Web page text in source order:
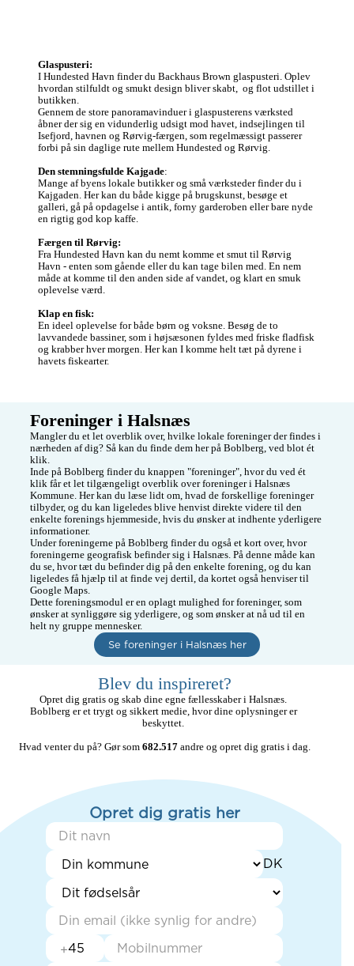
Glaspusteri:
I Hundested Havn finder du Backhaus Brown glaspusteri. Oplev
hvordan stilfuldt og smukt design bliver skabt,  og flot udstillet i
butikken.
Gennem de store panoramavinduer i glaspusterens værksted
åbner der sig en vidunderlig udsigt mod havet, indsejlingen til
Isefjord, havnen og Rørvig-færgen, som regelmæssigt passerer
forbi på sin daglige rute mellem Hundested og Rørvig.
Den stemningsfulde Kajgade:
Mange af byens lokale butikker og små værksteder finder du i
Kajgaden. Her kan du både kigge på brugskunst, besøge et
galleri, gå på opdagelse i antik, forny garderoben eller bare nyde
en rigtig god kop kaffe.
Færgen til Rørvig:
Fra Hundested Havn kan du nemt komme et smut til Rørvig
Havn - enten som gående eller du kan tage bilen med. En nem
måde at komme til den anden side af vandet, og klart en smuk
oplevelse værd.
Klap en fisk:
En ideel oplevelse for både børn og voksne. Besøg de to
lavvandede bassiner, som i højsæsonen fyldes med friske fladfisk
og krabber hver morgen. Her kan I komme helt tæt på dyrene i
havets fiskearter.
Foreninger i Halsnæs
Mangler du et let overblik over, hvilke lokale foreninger der findes i
nærheden af dig? Så kan du finde dem her på Boblberg, ved blot ét
klik.
Inde på Boblberg finder du knappen "foreninger", hvor du ved ét
klik får et let tilgængeligt overblik over foreninger i Halsnæs
Kommune. Her kan du læse lidt om, hvad de forskellige foreninger
tilbyder, og du kan ligeledes blive henvist direkte videre til den
enkelte forenings hjemmeside, hvis du ønsker at indhente yderligere
informationer.
Under foreningerne på Boblberg finder du også et kort over, hvor
foreningerne geografisk befinder sig i Halsnæs. På denne måde kan
du se, hvor tæt du befinder dig på den enkelte forening, og du kan
ligeledes få hjælp til at finde vej dertil, da kortet også henviser til
Google Maps.
Dette foreningsmodul er en oplagt mulighed for foreninger, som
ønsker at synliggøre sig yderligere, og som ønsker at nå ud til en
Se foreninger i Halsnæs her
Blev du inspireret?
Opret dig gratis og skab dine egne fællesskaber i Halsnæs.
Boblberg er et trygt og sikkert medie, hvor dine oplysninger er
beskyttet.
Hvad venter du på? Gør som 682.517 andre og opret dig gratis i dag.
Opret dig gratis her
+